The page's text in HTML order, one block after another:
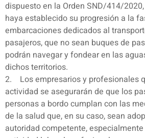
dispuesto en la Orden SND/414/
haya establecido su progresión a la
embarcaciones dedicados al
pasajeros, que no sean buques de
podrán navegar y fondear en las
dichos territorios.
2. Los empresarios y profesionales
actividad se asegurarán de que los
personas a bordo cumplan con las
de la salud que, en su caso, sean
autoridad competente,